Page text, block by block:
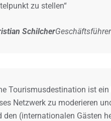
zu stellen“
Schilcher
Tourismusdestination ist
Netzwerk zu moderieren
den (internationalen Gästen